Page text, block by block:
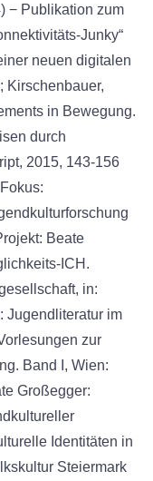
− Publikation zum
Junky“
neuen digitalen
Kirschenbauer,
in Bewegung.
durch
2015, 143-156
Beate
ICH.
in:
Jugendliteratur im
zur
Band I, Wien:
Großegger:
Identitäten in
Steiermark